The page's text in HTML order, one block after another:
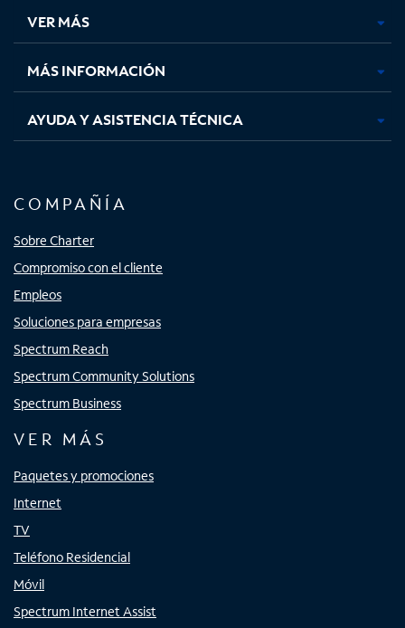
pestaña
nueva
pestaña
nueva
pestaña
nuevanueva
VER MÁS
MÁS INFORMACIÓN
AYUDA Y ASISTENCIA TÉCNICA
COMPAÑÍA
Sobre Charter
Compromiso con el cliente
Empleos
Soluciones para empresas
Spectrum Reach
Spectrum Community Solutions
Spectrum Business
VER MÁS
Paquetes y promociones
Internet
TV
Teléfono Residencial
Móvil
Spectrum Internet Assist